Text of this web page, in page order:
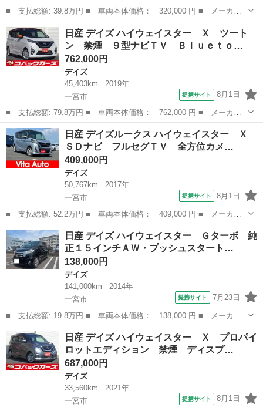
■ 支払総額: 39.8万円 ■ 車両本体価格： 320,000 円 ■ メーカー
名： 日産 ■ 車種名： デイズ ■ グレード名： Ｊ 保証付 車
検付 ナビ 衝突被害軽減システム キーレスエントリー 電動格納
ミラー ベン...
愛知 一宮市 デイズ
日産 デイズ ハイウェイスター Ｘ ツート
ン 禁煙 ９型ナビＴＶ Ｂｌｕｅｔｏ…
762,000円
デイズ
45,403km
2019年
一宮市
提携サイト 8月1日
■ 支払総額: 79.8万円 ■ 車両本体価格： 762,000 円 ■ メーカー
名： 日産 ■ 車種名： デイズ ■ グレード名： ハイウェイスタ
ー Ｘ ツートン 禁煙 ９型ナビＴＶ Ｂｌｕｅｔｏｏｔｈ ＬＥ
Ｄ 全周囲カ...
愛知 一宮市 デイズ
日産 デイズルークス ハイウェイスター Ｘ
ＳＤナビ フルセグＴＶ 全方位カメ…
409,000円
デイズ
50,767km
2017年
一宮市
提携サイト 8月1日
■ 支払総額: 52.2万円 ■ 車両本体価格： 409,000 円 ■ メーカー
名： 日産 ■ 車種名： デイズルークス ■ グレード名： ハイウ
ェイスター Ｘ ＳＤナビ フルセグＴＶ 全方位カメラ スマート
キー ＬＥＤ...
愛知 一宮市 デイズ
日産 デイズ ハイウェイスター Ｇターボ 純
正１５インチＡＷ・プッシュスタート…
138,000円
デイズ
141,000km
2014年
一宮市
提携サイト 7月23日
■ 支払総額: 19.8万円 ■ 車両本体価格： 138,000 円 ■ メーカー
名： 日産 ■ 車種名： デイズ ■ グレード名： ハイウェイスタ
ー Ｇターボ 純正１５インチＡＷ・プッシュスタート・ＥＴＣ・デ
ジタルインナ...
愛知 一宮市 デイズ
日産 デイズ ハイウェイスター Ｘ プロパイ
ロットエディション 禁煙 ディスプ…
687,000円
デイズ
33,560km
2021年
一宮市
提携サイト 8月1日